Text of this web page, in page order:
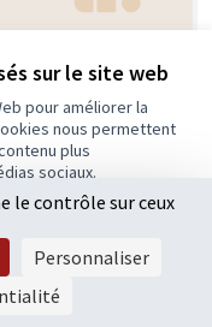
sur le site web
pour améliorer la
nous permettent
plus
sociaux.
essentiels
Retenue
0 0
le contrôle sur ceux
Personnaliser